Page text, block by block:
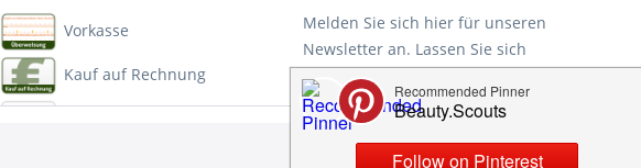
Vorkasse
Kauf auf Rechnung
Melden Sie sich hier für unseren
Newsletter an. Lassen Sie sich
rechtzeitig und automatisch über
unsere News und aktuellen
Angebote informieren. Ihre Daten
werden nicht an DritteAktiv